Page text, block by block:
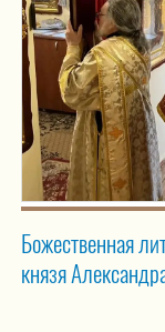
Божественная
князя